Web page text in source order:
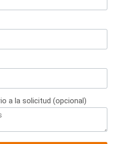
a la solicitud (opcional)